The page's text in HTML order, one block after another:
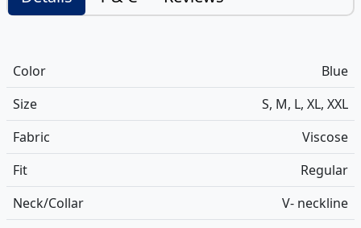
Color
Blue
Size
S, M, L, XL, XXL
Fabric
Viscose
Fit
Regular
Neck/Collar
V- neckline